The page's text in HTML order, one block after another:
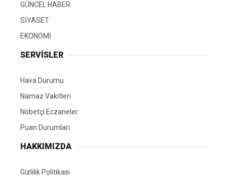
GÜNCEL HABER
SİYASET
EKONOMİ
SERVİSLER
Hava Durumu
Namaz Vakitleri
Nöbetçi Eczaneler
Puan Durumları
HAKKIMIZDA
Gizlilik Politikası